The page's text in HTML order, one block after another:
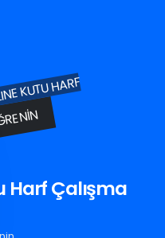
KUTU HARF
Harf Çalışma